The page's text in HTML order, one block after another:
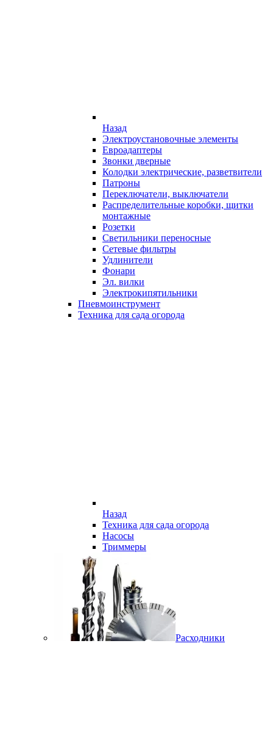
Назад
Электроустановочные элементы
Евроадаптеры
Звонки дверные
Колодки электрические, разветвители
Патроны
Переключатели, выключатели
Распределительные коробки, щитки
монтажные
Розетки
Светильники переносные
Сетевые фильтры
Удлинители
Фонари
Эл. вилки
Электрокипятильники
Пневмоинструмент
Техника для сада огорода
Назад
Техника для сада огорода
Насосы
Триммеры
Расходники